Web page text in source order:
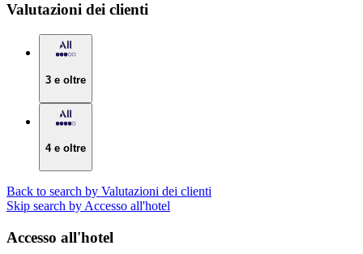
Valutazioni dei clienti
3 e oltre
4 e oltre
Back to search by Valutazioni dei clienti
Skip search by Accesso all'hotel
Accesso all'hotel